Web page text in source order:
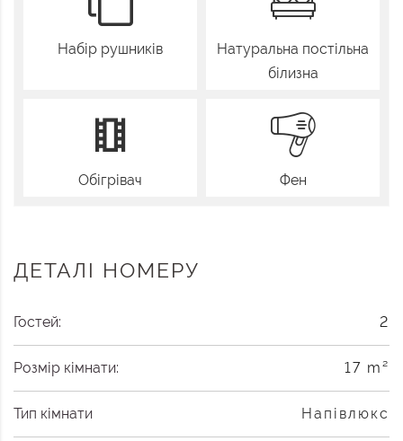
Набір рушників
Натуральна постільна
білизна
Обігрівач Фен
ДЕТАЛІ НОМЕРУ
Гостей: 2
Розмір кімнати: 17 m²
Тип кімнати Напівлюкс